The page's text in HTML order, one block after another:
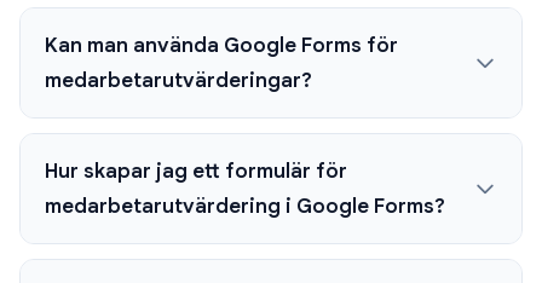
Kan man använda Google Forms för
medarbetarutvärderingar?
Hur skapar jag ett formulär för
medarbetarutvärdering i Google Forms?